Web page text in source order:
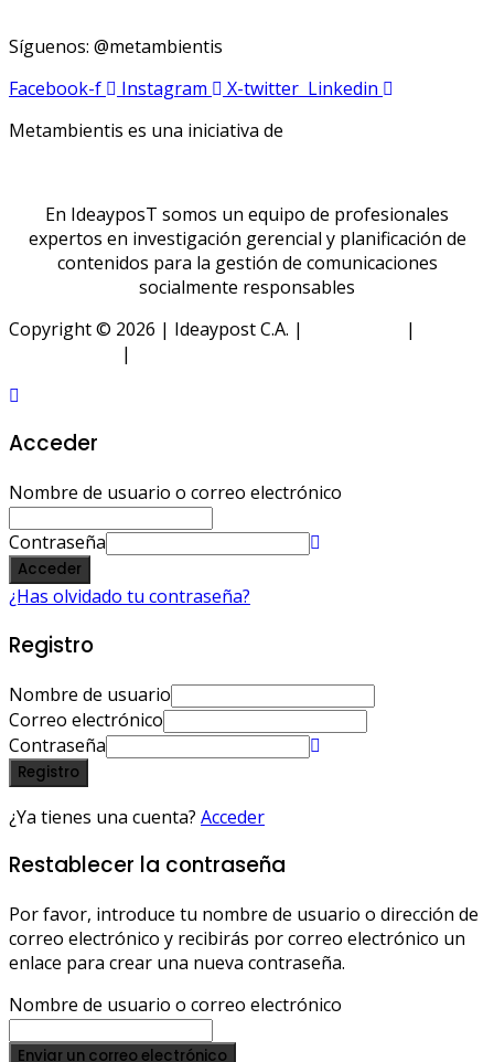
Síguenos: @metambientis
Facebook-f
Instagram X-twitter Linkedin
Metambientis es una iniciativa de
En IdeayposT somos un equipo de profesionales
expertos en investigación gerencial y planificación de
contenidos para la gestión de comunicaciones
socialmente responsables
Copyright © 2026 | Ideaypost C.A. |
|
|
Acceder
Nombre de usuario o correo electrónico
Contraseña
Acceder
¿Has olvidado tu contraseña?
Registro
Nombre de usuario
Correo electrónico
Contraseña
Registro
¿Ya tienes una cuenta? Acceder
Restablecer la contraseña
Por favor, introduce tu nombre de usuario o dirección de
correo electrónico y recibirás por correo electrónico un
enlace para crear una nueva contraseña.
Nombre de usuario o correo electrónico
Enviar un correo electrónico